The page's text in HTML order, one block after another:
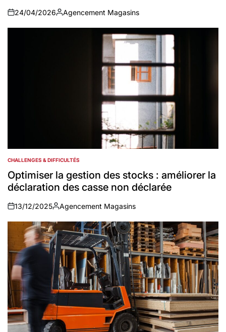
on
24/04/2026
Auteur
Agencement Magasins
POSTED
IN
CHALLENGES & DIFFICULTÉS
Optimiser la gestion des stocks : améliorer la
déclaration des casse non déclarée
on
13/12/2025
Auteur
Agencement Magasins